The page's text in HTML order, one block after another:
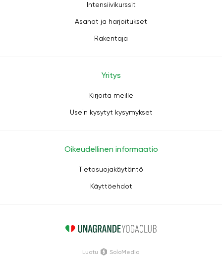
Intensiivikurssit
Asanat ja harjoitukset
Rakentaja
Yritys
Kirjoita meille
Usein kysytyt kysymykset
Oikeudellinen informaatio
Tietosuojakäytäntö
Käyttöehdot
Luotu SoloMedia